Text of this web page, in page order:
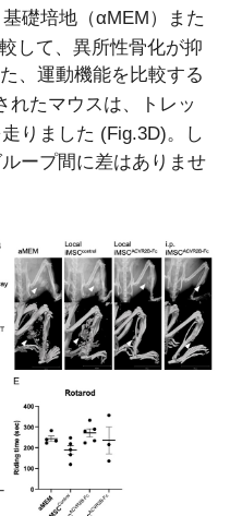
礎培地（αMEM）また
して、異所性骨化が抑
、運動機能を比較する
れたマウスは、トレッ
りました (Fig.3D)。し
ープ間に差はありませ